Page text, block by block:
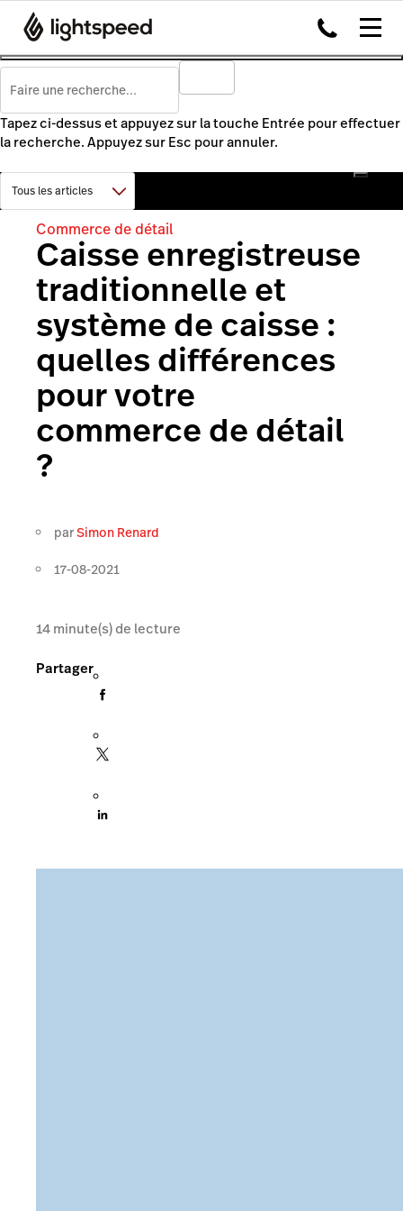
Tapez ci-dessus et appuyez sur la touche Entrée pour effectuer
la recherche. Appuyez sur Esc pour annuler.
Commerce de détail
Caisse enregistreuse
traditionnelle et
système de caisse :
quelles différences
pour votre
commerce de détail
?
parSimon Renard
17-08-2021
14minute(s) de lecture
Partager